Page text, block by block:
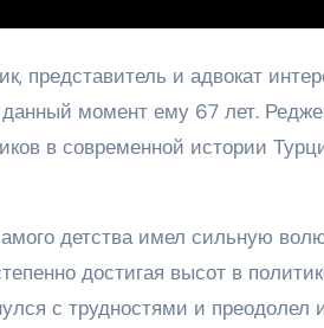
представитель и адвокат
момент ему 67 лет.
в современной истории
детства имел сильную
достигая высот в
с трудностями и преодолел